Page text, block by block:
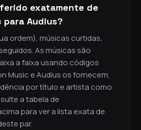
exatamente de
para Audius?
ordem), músicas curtidas,
As músicas são
a faixa usando códigos
Music e Audius os fornecem,
por título e artista como
a tabela de
para ver a lista exata de
par.